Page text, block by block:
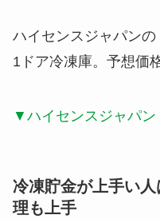
ハイセンスジャパンの
1ドア冷凍庫。 予想価
▼ハイセンスジャパン
冷凍貯金が上手い
理も上手